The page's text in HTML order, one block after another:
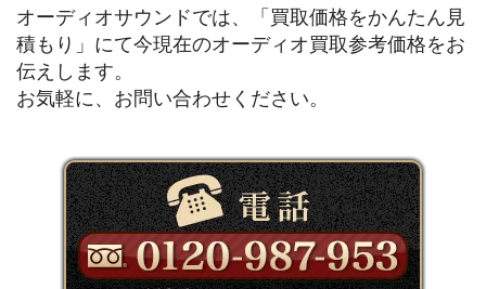
オーディオサウンドでは、「買取価格をかんたん見
積もり」にて今現在のオーディオ買取参考価格をお
伝えします。
お気軽に、お問い合わせください。